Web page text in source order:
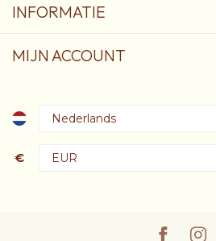
INFORMATIE
MIJN ACCOUNT
€